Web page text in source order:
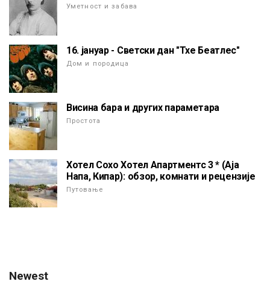
Уметност и забава
16. јануар - Светски дан "Тхе Беатлес"
Дом и породица
Висина бара и других параметара
Простота
Хотел Сохо Хотел Апартментс 3 * (Аја
Напа, Кипар): обзор, комнати и рецензије
Путовање
Newest